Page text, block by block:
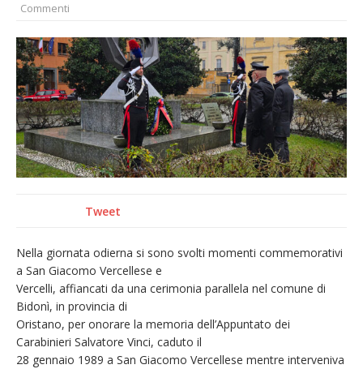
Estate di sagre anche per i mezzi storici della
collezione della Fondazione Marazzato
Pro vs Saluzzo, amichevole di buon riscontro
Piscina ex Enal non balneabile dopo i controlli
dell’Asl. Il Comune: «Misura precauzionale e
provvisoria»
Dieci anni fa l’ingresso a Vercelli
Commenti
Tweet
Nella giornata odierna si sono svolti momenti commemorativi
a San Giacomo Vercellese e
Vercelli, affiancati da una cerimonia parallela nel comune di
Bidonì, in provincia di
Oristano, per onorare la memoria dell’Appuntato dei
Carabinieri Salvatore Vinci, caduto il
28 gennaio 1989 a San Giacomo Vercellese mentre interveniva